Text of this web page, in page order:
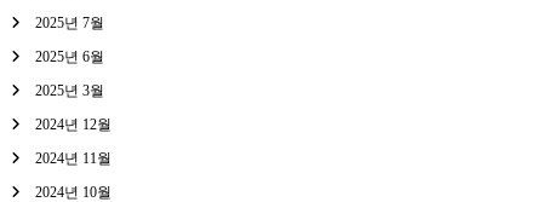
2025년 7월
2025년 6월
2025년 3월
2024년 12월
2024년 11월
2024년 10월